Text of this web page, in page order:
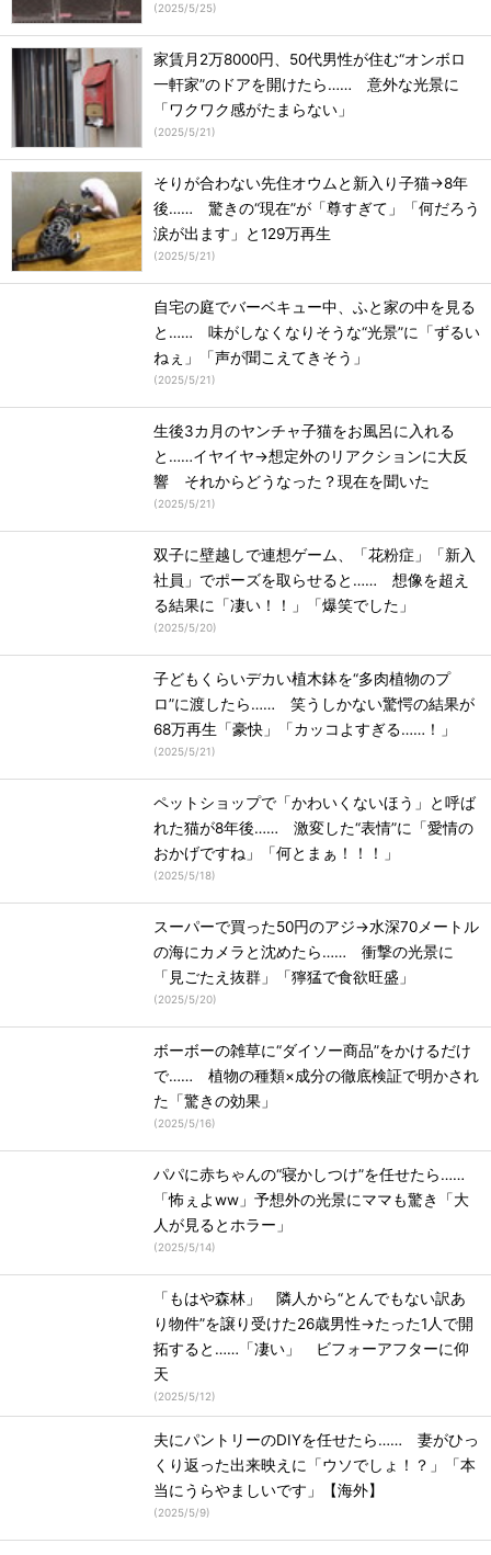
(2025/5/25)
家賃月2万8000円、50代男性が住む“オンボロ
一軒家”のドアを開けたら…… 意外な光景に
「ワクワク感がたまらない」
(2025/5/21)
そりが合わない先住オウムと新入り子猫→8年
後…… 驚きの“現在”が「尊すぎて」「何だろう
涙が出ます」と129万再生
(2025/5/21)
自宅の庭でバーベキュー中、ふと家の中を見る
と…… 味がしなくなりそうな“光景”に「ずるい
ねぇ」「声が聞こえてきそう」
(2025/5/21)
生後3カ月のヤンチャ子猫をお風呂に入れる
と……イヤイヤ→想定外のリアクションに大反
響 それからどうなった？現在を聞いた
(2025/5/21)
双子に壁越しで連想ゲーム、「花粉症」「新入
社員」でポーズを取らせると…… 想像を超え
る結果に「凄い！！」「爆笑でした」
(2025/5/20)
子どもくらいデカい植木鉢を“多肉植物のプ
ロ”に渡したら…… 笑うしかない驚愕の結果が
68万再生「豪快」「カッコよすぎる……！」
(2025/5/21)
ペットショップで「かわいくないほう」と呼ば
れた猫が8年後…… 激変した“表情”に「愛情の
おかげですね」「何とまぁ！！！」
(2025/5/18)
スーパーで買った50円のアジ→水深70メートル
の海にカメラと沈めたら…… 衝撃の光景に
「見ごたえ抜群」「獰猛で食欲旺盛」
(2025/5/20)
ボーボーの雑草に“ダイソー商品”をかけるだけ
で…… 植物の種類×成分の徹底検証で明かされ
た「驚きの効果」
(2025/5/16)
パパに赤ちゃんの“寝かしつけ”を任せたら……
「怖ぇよww」予想外の光景にママも驚き「大
人が見るとホラー」
(2025/5/14)
「もはや森林」 隣人から“とんでもない訳あ
り物件”を譲り受けた26歳男性→たった1人で開
拓すると……「凄い」 ビフォーアフターに仰
天
(2025/5/12)
夫にパントリーのDIYを任せたら…… 妻がひっ
くり返った出来映えに「ウソでしょ！？」「本
当にうらやましいです」【海外】
(2025/5/9)